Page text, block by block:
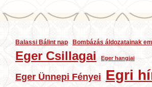
Balassi Bálint nap Bombázás áldozatainak
Eger Csillagai Eger hangjai
Eger Ünnepi Fényei Egri